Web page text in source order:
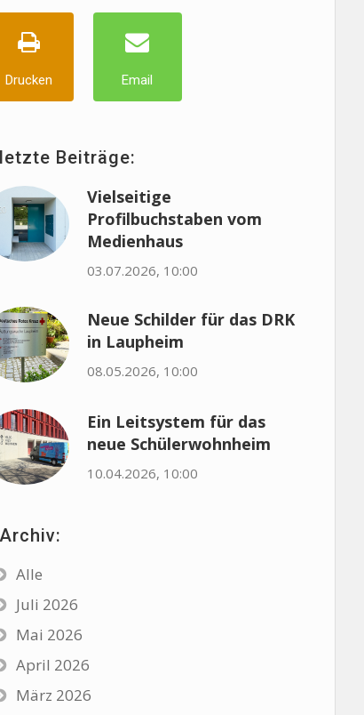
Drucken Email
letzte Beiträge:
Vielseitige
Profilbuchstaben vom
Medienhaus
03.07.2026, 10:00
Neue Schilder für das DRK
in Laupheim
08.05.2026, 10:00
Ein Leitsystem für das
neue Schülerwohnheim
10.04.2026, 10:00
Archiv:
Alle
Juli 2026
Mai 2026
April 2026
März 2026